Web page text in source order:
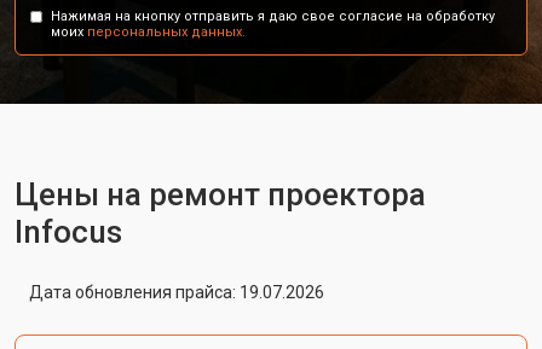
Нажимая на кнопку отправить я даю свое согласие на обработку
моих персональных данных.
Цены на ремонт проектора
Infocus
Дата обновления прайса: 19.07.2026